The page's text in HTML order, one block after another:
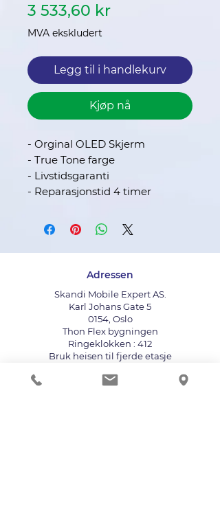
3 533,60 krSalgspris
MVA ekskludert
Legg til i handlekurv
Kjøp nå
- Orginal OLED Skjerm
- True Tone farge
- Livstidsgaranti
- Reparasjonstid 4 timer
Adressen
Skandi Mobile Expert AS.
Karl Johans Gate 5
0154, Oslo
Thon Flex bygningen
Ringeklokken : 412
Bruk heisen til fjerde etasje
+47 411 11 211